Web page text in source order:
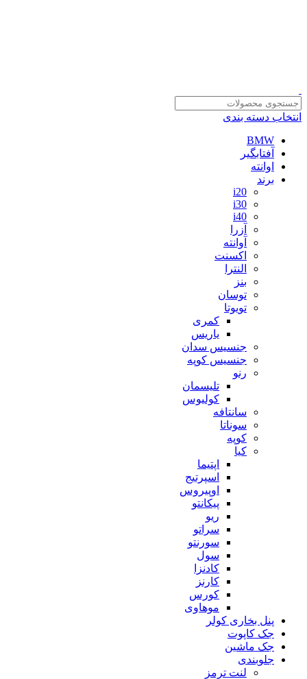
انتخاب دسته بندی
BMW
آفتابگیر
اوانته
برند
i20
i30
i40
آزرا
آوانته
اکسنت
النترا
بنز
توسان
تویوتا
کمری
یاریس
جنسیس سدان
جنسیس کوپه
رنو
تلیسمان
کولیوس
سانتافه
سوناتا
کوپه
کیا
اپتیما
اسپرتیج
اوپیروس
پیکانتو
ریو
سراتو
سورنتو
سول
کادنزا
کارنز
کورس
موهاوی
پنل بخاری کولر
جک کاپوت
جک ماشین
جلوبندی
لنت ترمز